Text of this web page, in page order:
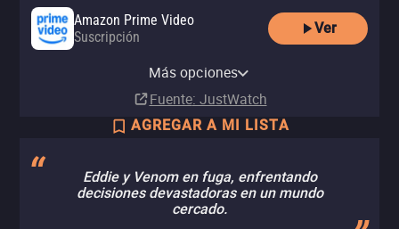
Amazon Prime Video
Suscripción
Ver
Amazon Video
Apple TV Store
Claro video
Más opciones
Fuente: JustWatch
AGREGAR A MI LISTA
Eddie y Venom en fuga, enfrentando
decisiones devastadoras en un mundo
cercado.